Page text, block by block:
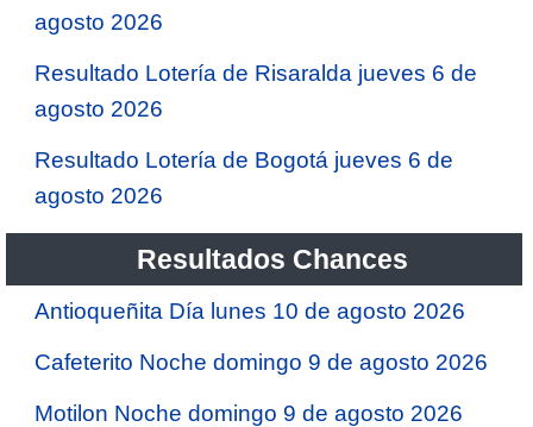
agosto 2026
Resultado Lotería de Risaralda jueves 6 de
agosto 2026
Resultado Lotería de Bogotá jueves 6 de
agosto 2026
Resultados Chances
Antioqueñita Día lunes 10 de agosto 2026
Cafeterito Noche domingo 9 de agosto 2026
Motilon Noche domingo 9 de agosto 2026